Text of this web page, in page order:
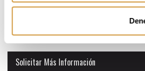
Solicitar Más Información